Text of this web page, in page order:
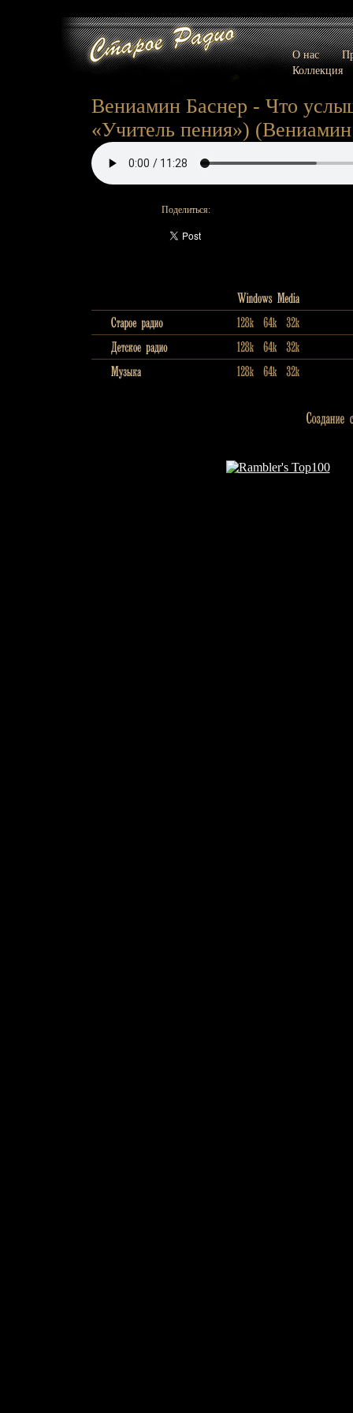
О нас
Коллекция
Вениамин Баснер - Что
«Учитель пения»)
Поделиться: